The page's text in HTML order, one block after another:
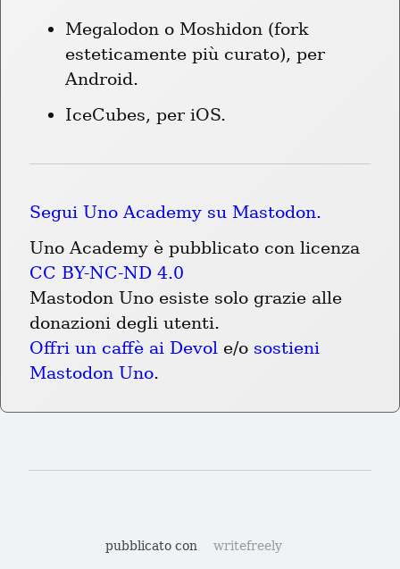
Megalodon o Moshidon (fork
esteticamente più curato), per
Android.
IceCubes, per iOS.
Segui Uno Academy su Mastodon.
CC BY-NC-ND 4.0
Mastodon Uno esiste solo grazie alle
donazioni degli utenti.
Offri un caffè ai Devol e/o sostieni
Mastodon Uno.
pubblicato con writefreely